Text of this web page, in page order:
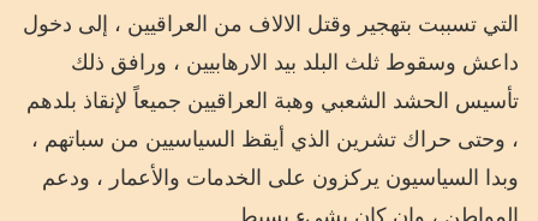
التي تسببت بتهجير وقتل الالاف من العراقيين ، إلى دخول
داعش وسقوط ثلث البلد بيد الارهابيين ، ورافق ذلك
تأسيس الحشد الشعبي وهبة العراقيين جميعاً لإنقاذ بلدهم
، وحتى حراك تشرين الذي أيقظ السياسيين من سباتهم ،
وبدا السياسيون يركزون على الخدمات والأعمار ، ودعم
المواطن ، وان كان بشيء بسيط.